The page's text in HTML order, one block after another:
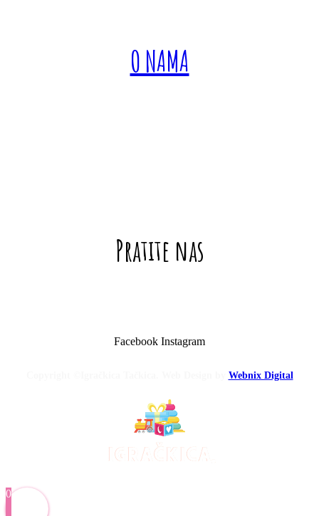
O NAMA
Pratite nas
Facebook Instagram
Webnix Digital
0